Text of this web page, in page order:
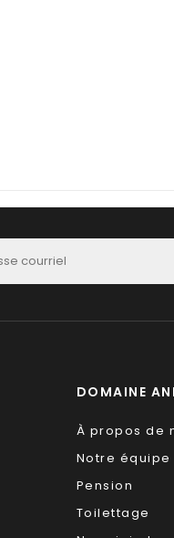
DOMAINE
À propos de
Notre équipe
Pension
Toilettage